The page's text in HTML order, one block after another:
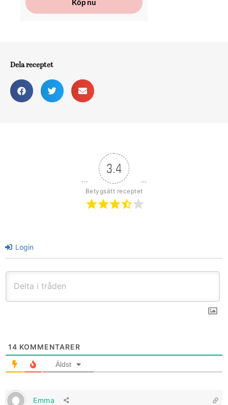
Köp nu
Dela receptet
3.4
Betygsätt receptet
Login
14 KOMMENTARER
Äldst
Emma